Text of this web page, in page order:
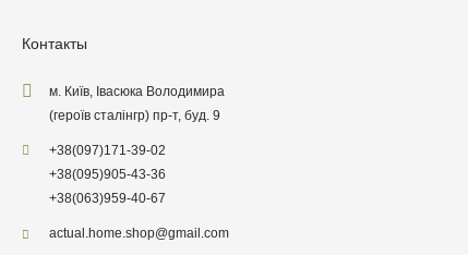
Контакты
м. Київ, Івасюка Володимира
(героїв сталінгр) пр-т, буд. 9
+38(097)171-39-02
+38(095)905-43-36
+38(063)959-40-67
actual.home.shop@gmail.com